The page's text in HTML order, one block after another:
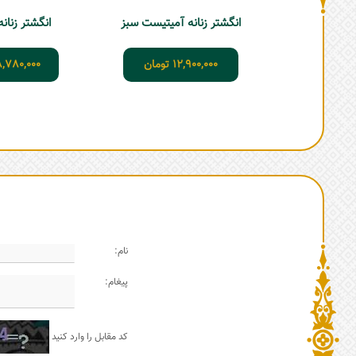
انگشتر زنانه آمیتیست سبز
12,900,000 تومان
انگشتر
نام:
پیغام:
کد مقابل را وارد کنید